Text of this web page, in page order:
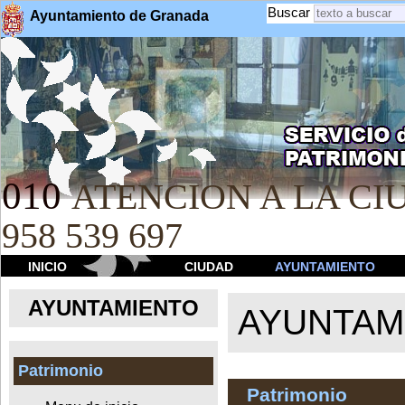
Ayuntamiento de Granada Buscar
010 ATENCION A LA
958 539 697
INICIO CIUDAD AYUNTAMIENTO
AYUNTAMIENTO
Patrimonio
Patrimonio